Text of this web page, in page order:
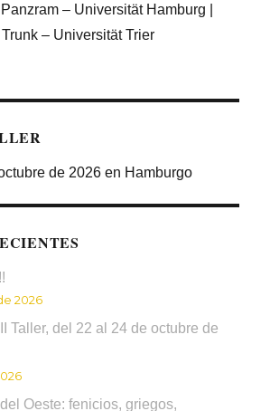
– Universität Hamburg |
– Universität Trier
de 2026 en Hamburgo
2026
Taller, del 22 al 24 de octubre de
del Oeste: fenicios, griegos,